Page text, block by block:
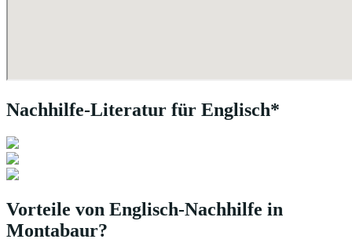
Nachhilfe-Literatur für Englisch*
Vorteile von Englisch-Nachhilfe in
Montabaur?